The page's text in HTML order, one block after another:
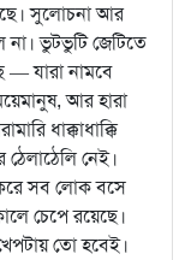
সুলোচনা আর
না। ভুটভুটি জেটিতে
— যারা নামবে
আর হারা
ধাক্কাধাক্কি
নেই।
সব লোক বসে
চেপে রয়েছে।
তো হবেই।